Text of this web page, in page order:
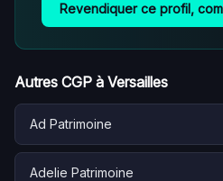
Revendiquer ce profil,
Autres CGP à Versailles
Ad Patrimoine
Adelie Patrimoine